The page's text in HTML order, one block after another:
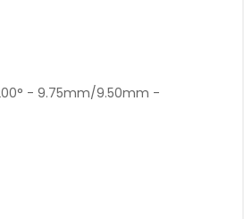
- 9.75mm/9.50mm -